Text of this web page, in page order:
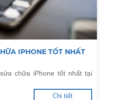
IPHONE TỐT NHẤT
chữa iPhone tốt nhất tại
Chi tiết